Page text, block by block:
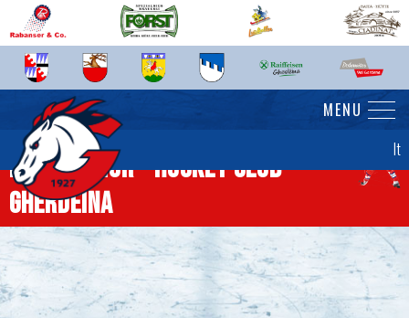
It
MENU
News junior - Hockey Club
Gherdëina